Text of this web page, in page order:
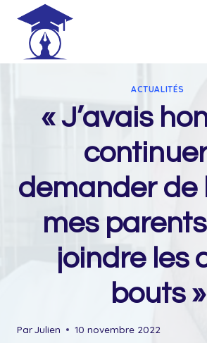
content
ACTUALITÉS
« J’avais
demander de
mes
joindre les
bouts »
ParJulien 10 novembre 2022